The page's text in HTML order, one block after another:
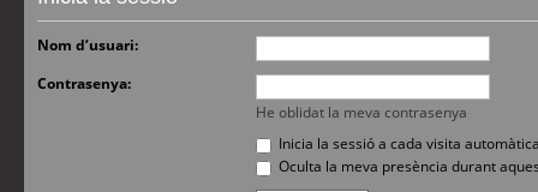
Nom d’usuari:
Contrasenya:
He oblidat la meva contrasenya
Inicia la sessió a cada visita
Oculta la meva presència durant